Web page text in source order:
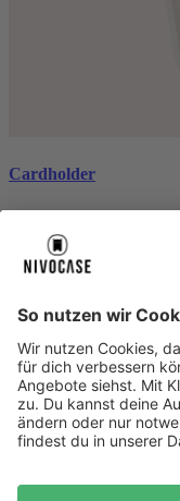
Cardholder
black
CHF 26.99
Über uns Über uns
About NIVOCASE
Sicher bezahlen
Sicher